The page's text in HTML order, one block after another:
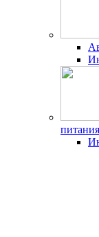
питания